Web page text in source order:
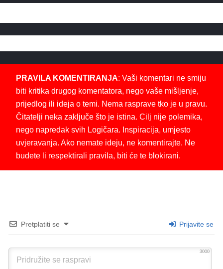
PRAVILA KOMENTIRANJA: Vaši komentari ne smiju
biti kritika drugog komentatora, nego vaše mišljenje,
prijedlog ili ideja o temi. Nema rasprave tko je u pravu.
Čitatelji neka zaključe što je istina. Cilj nije polemika,
nego napredak svih Logičara. Inspiracija, umjesto
uvjeravanja. Ako nemate ideju, ne komentirajte. Ne
budete li respektirali pravila, biti će te blokirani.
Pretplatiti se Prijavite se
3000